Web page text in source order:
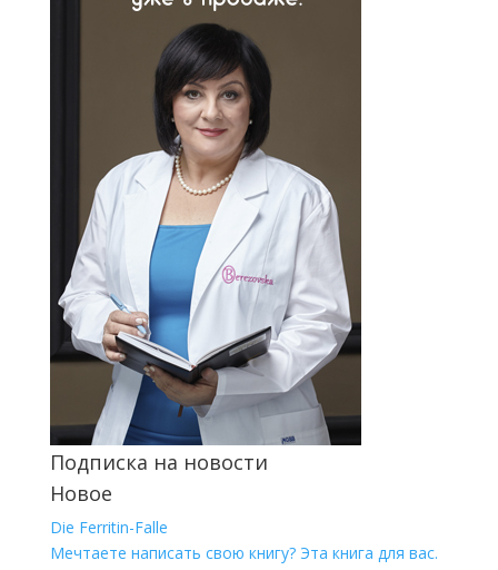
Подписка на новости
Новое
Die Ferritin-Falle
Мечтаете написать свою книгу? Эта книга для вас.